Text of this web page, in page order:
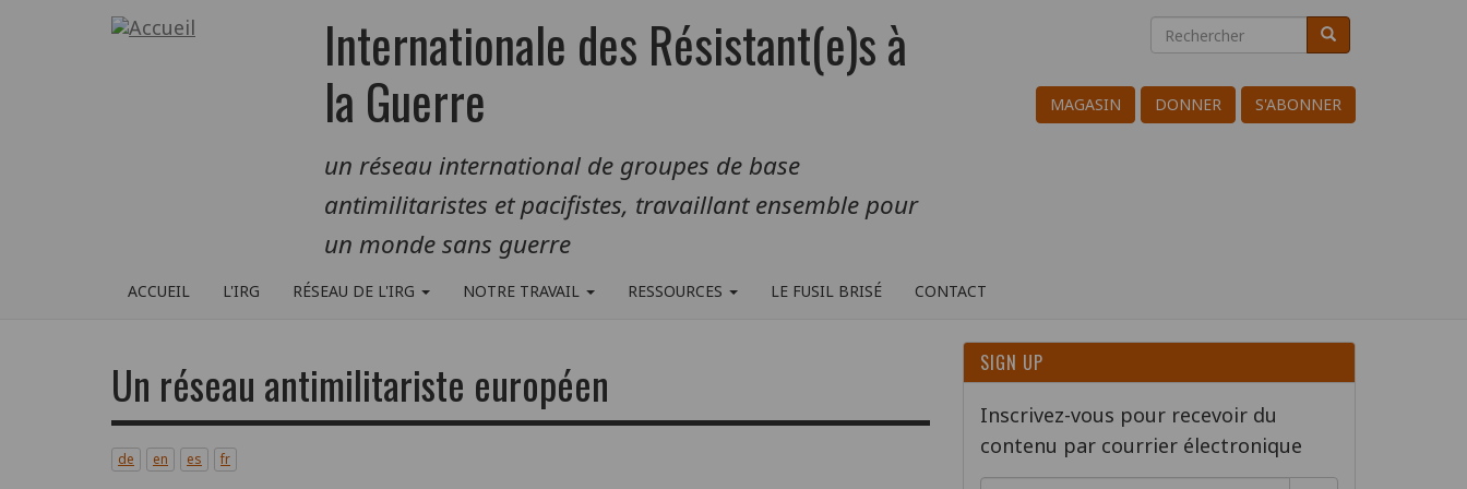
Internationale des Résistant(e)s à
la Guerre
un réseau international de groupes de base
antimilitaristes et pacifistes, travaillant ensemble pour
un monde sans guerre
Search
Rechercher Rechercher
MAGASIN DONNER S'ABONNER
ACCUEIL L'IRG RÉSEAU DE L'IRG NOTRE TRAVAIL RESSOURCES LE FUSIL BRISÉ CONTACT
Un réseau antimilitariste européen
de en es fr
SIGN UP
Inscrivez-vous pour recevoir du
contenu par courrier électronique